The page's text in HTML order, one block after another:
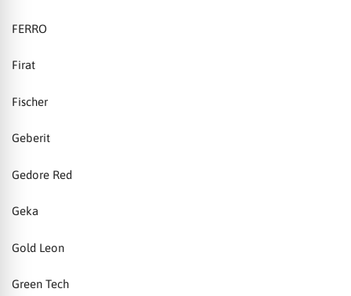
FERRO
Firat
Fischer
Geberit
Gedore Red
Geka
Gold Leon
Green Tech